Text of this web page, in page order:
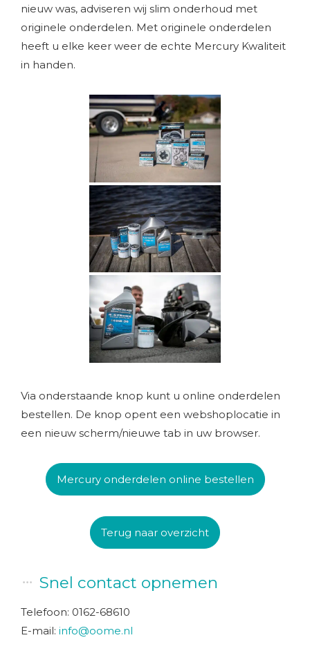
nieuw was, adviseren wij slim onderhoud met
originele onderdelen. Met originele onderdelen
heeft u elke keer weer de echte Mercury Kwaliteit
in handen.
Via onderstaande knop kunt u online onderdelen
bestellen. De knop opent een webshoplocatie in
een nieuw scherm/nieuwe tab in uw browser.
Mercury onderdelen online bestellen
Terug naar overzicht
Snel contact opnemen
Telefoon: 0162-68610
E-mail: info@oome.nl
Wegens de aankomende warmte zijn wij op 24, 25 en 26
juni vanaf 3 uur gesloten.
bedankt voor uw begrip. Team Oome